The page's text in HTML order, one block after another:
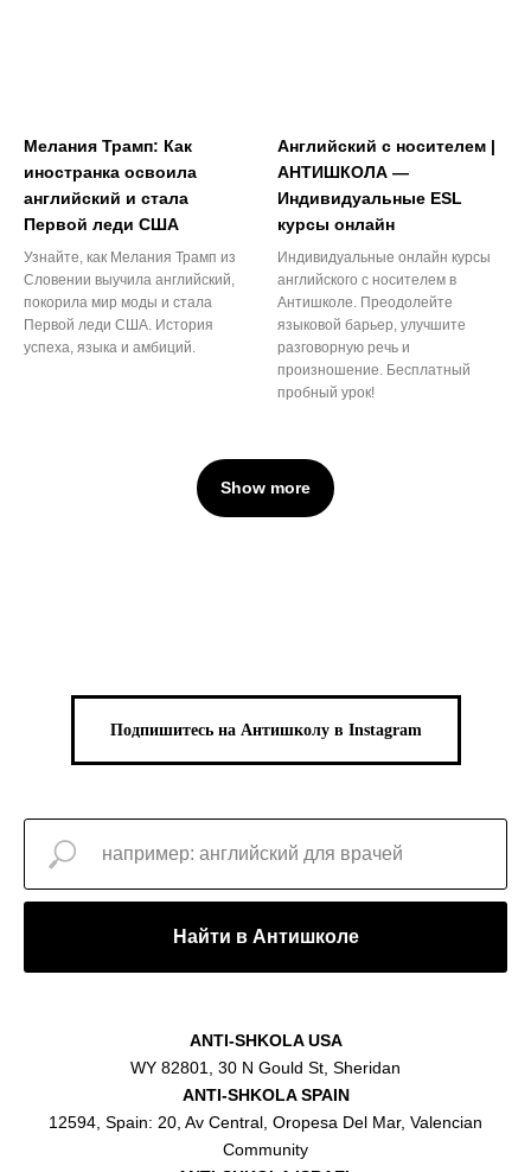
Мелания Трамп: Как
иностранка освоила
английский и стала
Первой леди США
Узнайте, как Мелания Трамп из
Словении выучила английский,
покорила мир моды и стала
Первой леди США. История
успеха, языка и амбиций.
Английский с носителем |
АНТИШКОЛА —
Индивидуальные ESL
курсы онлайн
Индивидуальные онлайн курсы
английского с носителем в
Антишколе. Преодолейте
языковой барьер, улучшите
разговорную речь и
произношение. Бесплатный
пробный урок!
Show more
Подпишитесь на Антишколу в Instagram
Найти в Антишколе
ANTI-SHKOLA USA
WY 82801, 30 N Gould St, Sheridan
ANTI-SHKOLA SPAIN
12594, Spain: 20, Av Central, Oropesa Del Mar, Valencian
Community